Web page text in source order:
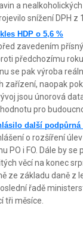
a
snížení DPH z
HDP o 5,6 %
zavedením
předchozímu
se pak výroba
zařízení, naopak
jsou únorová
pro
další podpůrná
o rozšíření
PO i FO. Dále by
věcí na konec
ze základu daně z
řadě
tři měsíce.